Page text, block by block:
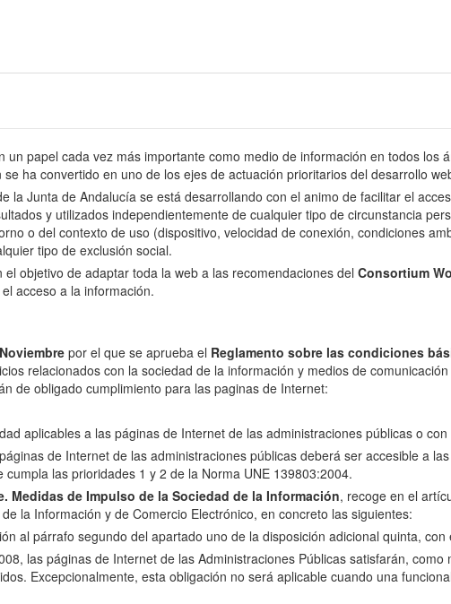
un papel cada vez más importante como medio de información en todos los
ha convertido en uno de los ejes de actuación prioritarios del desarrollo
la Junta de Andalucía se está desarrollando con el animo de facilitar el
y utilizados independientemente de cualquier tipo de circunstancia
o del contexto de uso (dispositivo, velocidad de conexión, condiciones
tipo de exclusión social.
objetivo de adaptar toda la web a las recomendaciones del Consortium
acceso a la información.
por el que se aprueba el Reglamento sobre las condiciones
relacionados con la sociedad de la información y medios de
de obligado cumplimiento para las paginas de Internet:
aplicables a las páginas de Internet de las administraciones públicas o
de Internet de las administraciones públicas deberá ser accesible a
las prioridades 1 y 2 de la Norma UNE 139803:2004.
Medidas de Impulso de la Sociedad de la Información, recoge en el
la Información y de Comercio Electrónico, en concreto las siguientes:
al párrafo segundo del apartado uno de la disposición adicional quinta, con
las páginas de Internet de las Administraciones Públicas satisfarán,
Excepcionalmente, esta obligación no será aplicable cuando una